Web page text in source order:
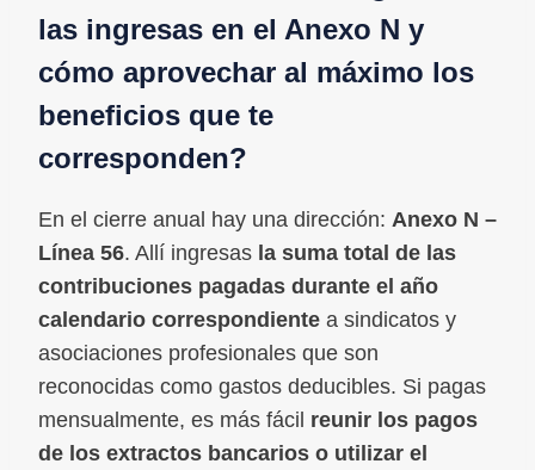
las ingresas en el Anexo N y
cómo aprovechar al máximo los
beneficios que te
corresponden?
En el cierre anual hay una dirección: Anexo N –
Línea 56. Allí ingresas la suma total de las
contribuciones pagadas durante el año
calendario correspondiente a sindicatos y
asociaciones profesionales que son
reconocidas como gastos deducibles. Si pagas
mensualmente, es más fácil reunir los pagos
de los extractos bancarios o utilizar el